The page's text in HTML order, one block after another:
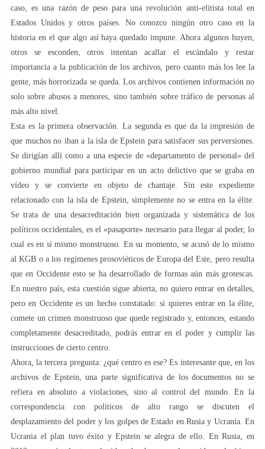
caso, es una razón de peso para una revolución anti-elitista total en
Estados Unidos y otros países. No conozco ningún otro caso en la
historia en el que algo así haya quedado impune. Ahora algunos huyen,
otros se esconden, otros intentan acallar el escándalo y restar
importancia a la publicación de los archivos, pero cuanto más los lee la
gente, más horrorizada se queda. Los archivos contienen información no
solo sobre abusos a menores, sino también sobre tráfico de personas al
más alto nivel.
Esta es la primera observación. La segunda es que da la impresión de
que muchos no iban a la isla de Epstein para satisfacer sus perversiones.
Se dirigían allí como a una especie de «departamento de personal» del
gobierno mundial para participar en un acto delictivo que se graba en
vídeo y se convierte en objeto de chantaje. Sin este expediente
relacionado con la isla de Epstein, simplemente no se entra en la élite.
Se trata de una desacreditación bien organizada y sistemática de los
políticos occidentales, es el «pasaporte» necesario para llegar al poder, lo
cual es en sí mismo monstruoso. En su momento, se acusó de lo mismo
al KGB o a los regímenes prosoviéticos de Europa del Este, pero resulta
que en Occidente esto se ha desarrollado de formas aún más grotescas.
En nuestro país, esta cuestión sigue abierta, no quiero entrar en detalles,
pero en Occidente es un hecho constatado: si quieres entrar en la élite,
comete un crimen monstruoso que quede registrado y, entonces, estando
completamente desacreditado, podrás entrar en el poder y cumplir las
instrucciones de cierto centro.
Ahora, la tercera pregunta: ¿qué centro es ese? Es interesante que, en los
archivos de Epstein, una parte significativa de los documentos no se
refiera en absoluto a violaciones, sino al control del mundo. En la
correspondencia con políticos de alto rango se discuten el
desplazamiento del poder y los golpes de Estado en Rusia y Ucrania. En
Ucrania el plan tuvo éxito y Epstein se alegra de ello. En Rusia, en